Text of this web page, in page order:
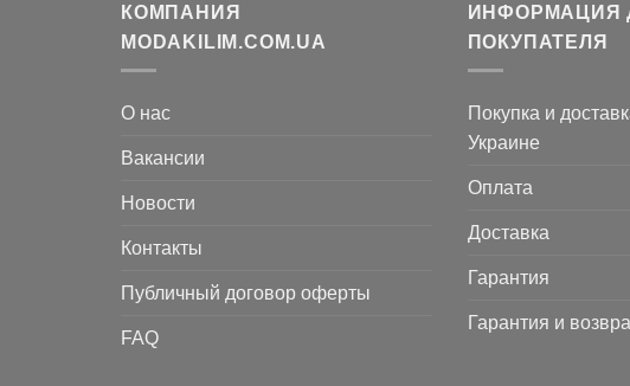
КОМПАНИЯ
MODAKILIM.COM.UA
О нас
Вакансии
Новости
Контакты
Публичный договор оферты
FAQ
ИНФОРМАЦИЯ
ПОКУПАТЕЛЯ
Покупка и
Украине
Оплата
Доставка
Гарантия
Гарантия и